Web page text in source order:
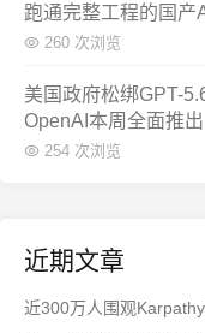
跑通完整工程的国产
260 次浏览
美国政府松绑GPT-
OpenAI本周全面推出
254 次浏览
近期文章
近300万人围观